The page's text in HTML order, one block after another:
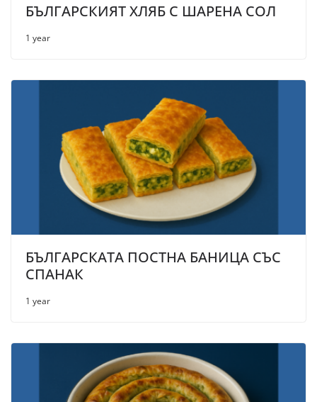
БЪЛГАРСКИЯТ ХЛЯБ С ШАРЕНА СОЛ
1 year
БЪЛГАРСКАТА ПОСТНА БАНИЦА СЪС
СПАНАК
1 year